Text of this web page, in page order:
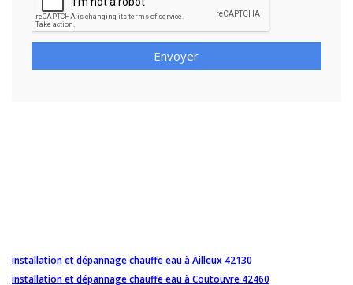
Envoyer
installation et dépannage chauffe eau à Ailleux 42130
installation et dépannage chauffe eau à Coutouvre 42460